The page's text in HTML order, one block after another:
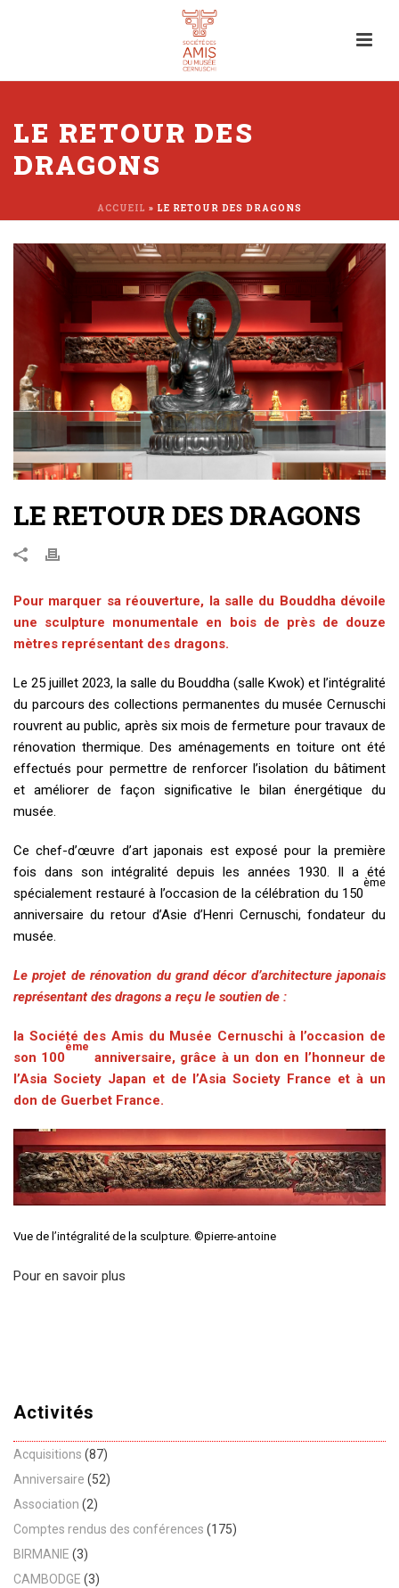
LE RETOUR DES
DRAGONS
ACCUEIL » LE RETOUR DES DRAGONS
LE RETOUR DES DRAGONS
Pour marquer sa réouverture, la salle du Bouddha dévoile
une sculpture monumentale en bois de près de douze
mètres représentant des dragons.
Le 25 juillet 2023, la salle du Bouddha (salle Kwok) et l’intégralité
du parcours des collections permanentes du musée Cernuschi
rouvrent au public, après six mois de fermeture pour travaux de
rénovation thermique. Des aménagements en toiture ont été
effectués pour permettre de renforcer l’isolation du bâtiment
et améliorer de façon significative le bilan énergétique du
musée.
Ce chef-d’œuvre d’art japonais est exposé pour la première
fois dans son intégralité depuis les années 1930. Il a été
spécialement restauré à l’occasion de la célébration du 150
ème
anniversaire du retour d’Asie d’Henri Cernuschi, fondateur du
musée.
Le projet de rénovation du grand décor d’architecture japonais
représentant des dragons a reçu le soutien de :
la Société des Amis du Musée Cernuschi à l’occasion de
son 100
ème
anniversaire, grâce à un don en l’honneur de
l’Asia Society Japan et de l’Asia Society France et à un
don de Guerbet France.
Vue de l’intégralité de la sculpture. ©pierre-antoine
Pour en savoir plus
Activités
Acquisitions (87)
Anniversaire (52)
Association (2)
Comptes rendus des conférences (175)
BIRMANIE (3)
CAMBODGE (3)